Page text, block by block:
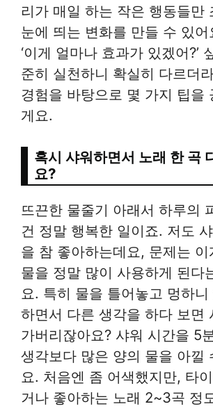
리가 매일 하는 작은 행동들만
눈에 띄는 변화를 만들 수 있
‘이게 얼마나 효과가 있겠어?’
준히 실천하니 확실히 다르더
경험을 바탕으로 몇 가지 팁을
게요.
혹시 샤워하면서 노래 한 곡
요?
뜨끈한 물줄기 아래서 하루의
건 정말 행복한 일이죠. 저도
을 참 좋아하는데요, 문제는
물을 정말 많이 사용하게 된다
요. 특히 물을 틀어놓고 멍하니
하면서 다른 생각을 하다 보면
가버리잖아요? 샤워 시간을 5
생각보다 많은 양의 물을 아낄
요. 처음엔 좀 어색했지만, 타
거나 좋아하는 노래 2~3곡 정